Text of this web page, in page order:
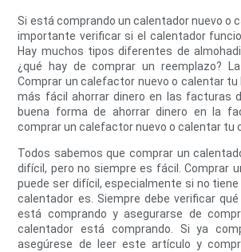
Si está comprando un calentador nuevo o
importante verificar si el calentador
Hay muchos tipos diferentes de
¿qué hay de comprar un reemplazo?
Comprar un calefactor nuevo o calentar tu
más fácil ahorrar dinero en las facturas
buena forma de ahorrar dinero en la
comprar un calefactor nuevo o calentar tu
Todos sabemos que comprar un
difícil, pero no siempre es fácil. Comprar
puede ser difícil, especialmente si no
calentador es. Siempre debe verificar
está comprando y asegurarse de
calentador está comprando. Si ya
asegúrese de leer este artículo y